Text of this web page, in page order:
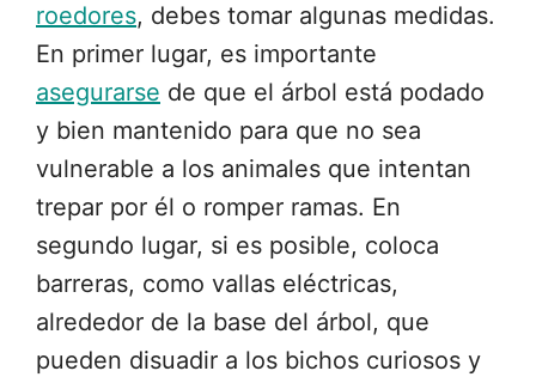
roedores, debes tomar algunas medidas.
En primer lugar, es importante
asegurarse de que el árbol está podado
y bien mantenido para que no sea
vulnerable a los animales que intentan
trepar por él o romper ramas. En
segundo lugar, si es posible, coloca
barreras, como vallas eléctricas,
alrededor de la base del árbol, que
pueden disuadir a los bichos curiosos y